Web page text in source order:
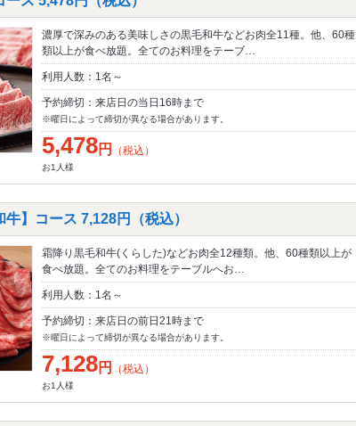
濃厚で深みのある美味しさの黒毛和牛などお肉全11種。他、60種
類以上が食べ放題。全てのお料理をテーブ…
利用人数：1名～
予約締切：来店日の当日16時まで
※曜日によって締切が異なる場合があります。
5,478円 （税込）
お1人様
牛】コース 7,128円（税込）
霜降り黒毛和牛(くらした)などお肉全12種類。他、60種類以上が
食べ放題。全てのお料理をテーブルへお…
利用人数：1名～
予約締切：来店日の前日21時まで
※曜日によって締切が異なる場合があります。
7,128円 （税込）
お1人様